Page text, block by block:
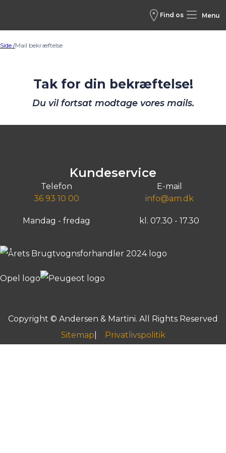
Find os Menu
Side /Mail bekræftelse
Tak for din bekræftelse!
Du vil fortsat modtage vores mails.
Kundeservice
Telefon
36 93 10 00
E-mail
info@am.dk
Mandag - fredag kl. 07.30 - 17.30
Copyright © Andersen & Martini. All Rights Reserved
Sitemap
Privatlivspolitik